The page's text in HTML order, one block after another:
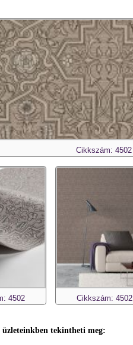
Cikkszám: 4502
4502 Cikkszám: 4502
tekintheti meg: